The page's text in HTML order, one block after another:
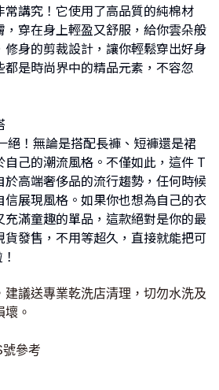
講究！它使用了高品質的純棉材
穿在身上輕盈又舒服，給你雲朵般
身的剪裁設計，讓你輕鬆穿出好身
是時尚界中的精品元素，不容忽
絕！無論是搭配長褲、短褲還是裙
己的潮流風格。不僅如此，這件 T
高端奢侈品的流行趨勢，任何時候
展現風格。如果你也想為自己的衣
滿童趣的單品，這款絕對是你的最
發售，不用等超久，直接就能把可
建議送專業乾洗店清理，切勿水洗及
。
參考